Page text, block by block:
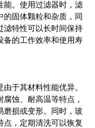
。 使用过滤器时，滤
固体颗粒和杂质，同
滤特性可以长时间保持
备的工作效率和使用寿
于其材料性能优异。
蚀、耐高温等特点，
损或变形。
同时，玻
点，定期清洗可以恢复